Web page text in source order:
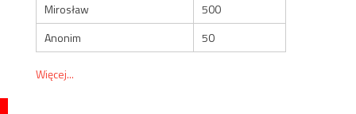
Mirosław
500
Anonim
50
Więcej...